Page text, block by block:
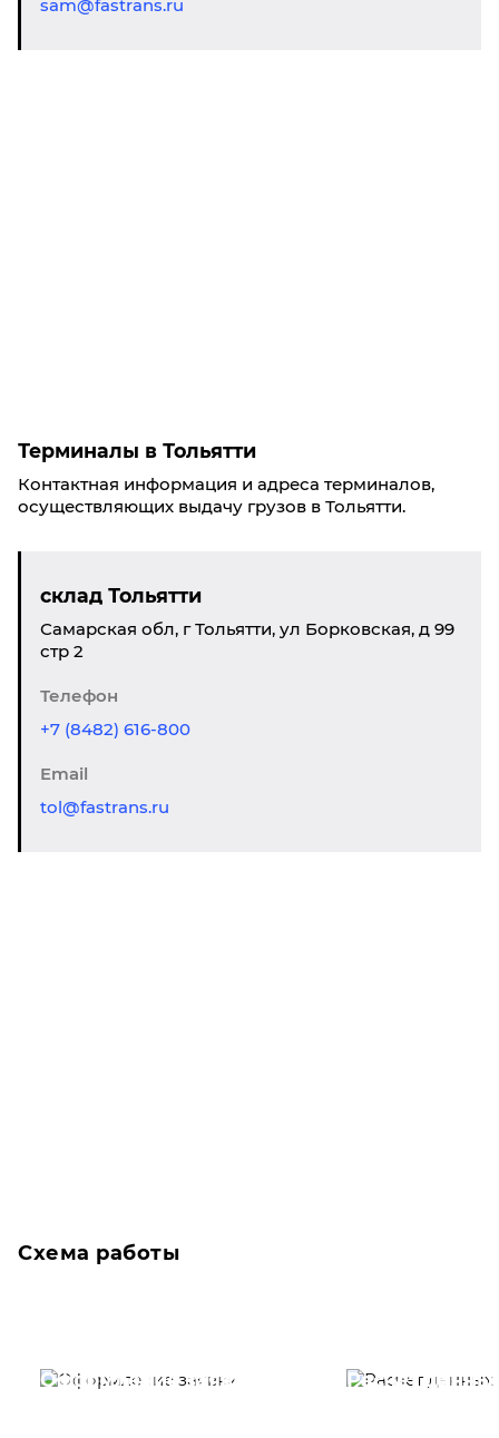
sam@fastrans.ru
Терминалы в Тольятти
Контактная информация и адреса терминалов,
осуществляющих выдачу грузов в Тольятти.
склад Тольятти
Самарская обл, г Тольятти, ул Борковская, д 99
стр 2
Телефон
+7 (8482) 616-800
Email
tol@fastrans.ru
Схема работы
Оформление заявки Расчет